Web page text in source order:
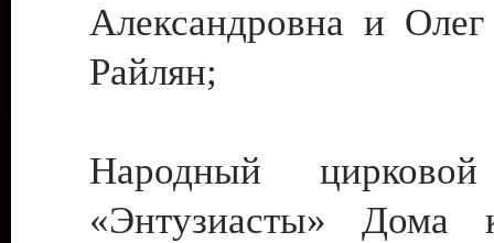
Александровна и
Райлян;
Народный цирковой
«Энтузиасты» Дома